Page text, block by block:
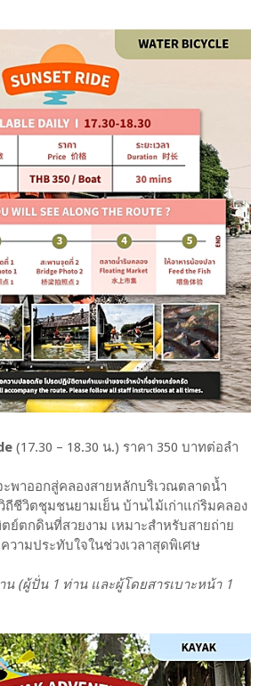
(17.30 – 18.30 น.) ราคา 350 บาทต่อลำ
ะพาออกสู่คลองสายหลักบริเวณตลาดน้ำ
ถีชีวิตชุมชนยามเย็น บ้านไม้เก่าแก่ริมคลอง
ย์ตกดินที่สวยงาม เหมาะสำหรับสายถ่าย
วามประทับใจในช่วงเวลาสุดพิเศษ
น (ผู้ปั่น 1 ท่าน และผู้โดยสารเบาะหน้า 1